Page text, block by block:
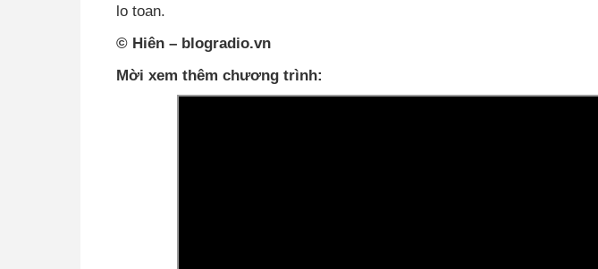
lo toan.
©Hiên – blogradio.vn
Mời xem thêm chương trình: